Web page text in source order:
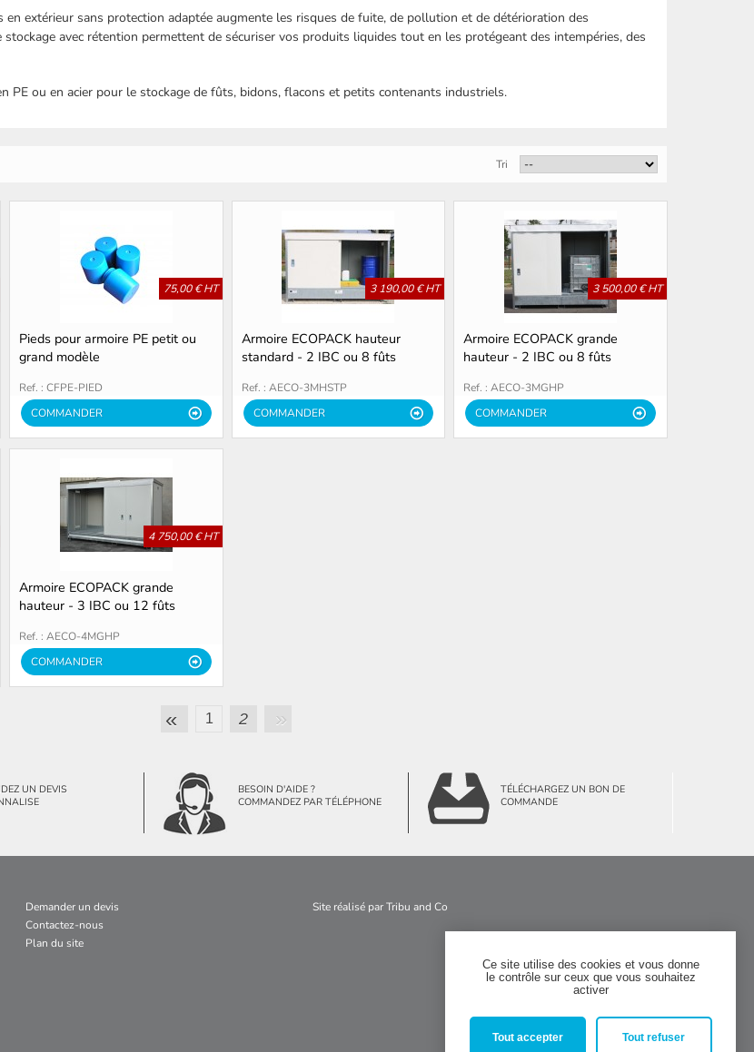
extérieur sans protection adaptée augmente les risques de fuite, de pollution et de détérioration des
avec rétention permettent de sécuriser vos produits liquides tout en les protégeant des intempéries, des
PE ou en acier pour le stockage de fûts, bidons, flacons et petits contenants industriels.
Tri
75,00 € HT
Pieds pour armoire PE petit ou
grand modèle
Ref. : CFPE-PIED
COMMANDER
3 190,00 € HT
Armoire ECOPACK hauteur
standard - 2 IBC ou 8 fûts
Ref. : AECO-3MHSTP
COMMANDER
3 500,00 € HT
Armoire ECOPACK grande
hauteur - 2 IBC ou 8 fûts
Ref. : AECO-3MGHP
COMMANDER
4 750,00 € HT
Armoire ECOPACK grande
hauteur - 3 IBC ou 12 fûts
Ref. : AECO-4MGHP
COMMANDER
« 1 2 »
UN DEVIS
BESOIN D'AIDE ?
COMMANDEZ PAR TÉLÉPHONE
TÉLÉCHARGEZ UN BON DE
COMMANDE
Demander un devis
Contactez-nous
Plan du site
 
Site réalisé parTribu and Co
Ce site utilise des cookies et vous donne
le contrôle sur ceux que vous souhaitez
activer
Tout accepter Tout refuser